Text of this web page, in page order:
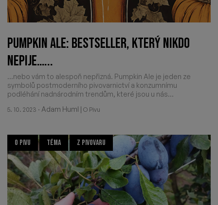
PUMPKIN ALE: BESTSELLER, KTERÝ NIKDO
NEPIJE…...
…nebo vám to alespoň nepřizná. Pumpkin Ale je jeden ze
symbolů postmoderního pivovarnictví a konzumnímu
podléhání nadnárodním trendům, které jsou u nás...
5. 10. 2023 · Adam Huml | O Pivu
O PIVU TÉMA Z PIVOVARU